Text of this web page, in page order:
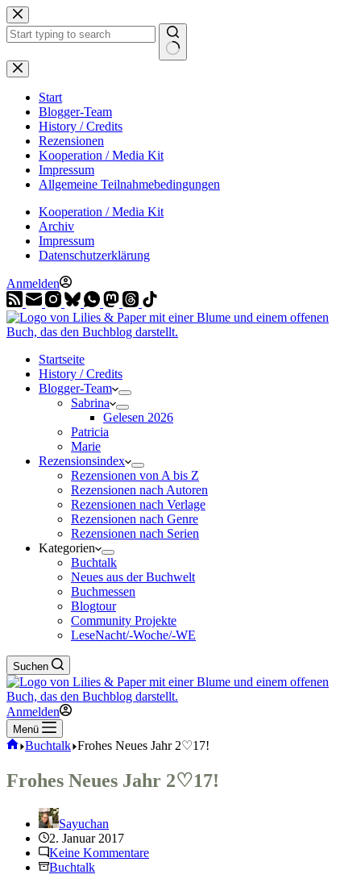
Zum
Inhalt
springen
Start
Blogger-Team
History / Credits
Rezensionen
Kooperation / Media Kit
Impressum
Allgemeine Teilnahmebedingungen
Kooperation / Media Kit
Archiv
Impressum
Datenschutzerklärung
Anmelden
Startseite
History / Credits
Blogger-Team
Sabrina
Gelesen 2026
Patricia
Marie
Rezensionsindex
Rezensionen von A bis Z
Rezensionen nach Autoren
Rezensionen nach Verlage
Rezensionen nach Genre
Rezensionen nach Serien
Kategorien
Buchtalk
Neues aus der Buchwelt
Buchmessen
Blogtour
Community Projekte
LeseNacht/-Woche/-WE
Suchen
Anmelden
Menü
Start
Buchtalk Frohes Neues Jahr 2♡17!
Frohes Neues Jahr 2♡17!
Sayuchan
2. Januar 2017
Keine Kommentare
Buchtalk